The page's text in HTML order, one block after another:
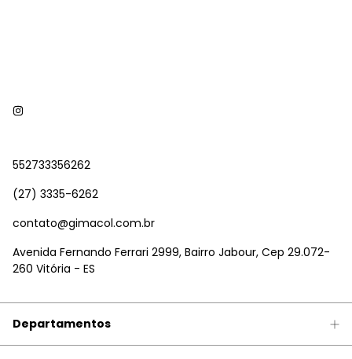
552733356262
(27) 3335-6262
contato@gimacol.com.br
Avenida Fernando Ferrari 2999, Bairro Jabour, Cep 29.072-
260 Vitória - ES
Departamentos